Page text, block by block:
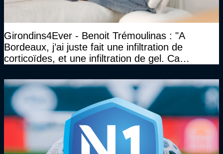
Girondins4Ever - Benoit Trémoulinas : "A
Bordeaux, j’ai juste fait une infiltration de
corticoïdes, et une infiltration de gel. Ca